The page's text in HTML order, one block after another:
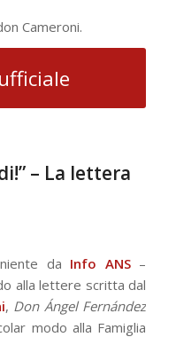
Cameroni.
– La lettera
da Info ANS–
alla lettere scritta dal
, Don Ángel Fernández
modo alla Famiglia